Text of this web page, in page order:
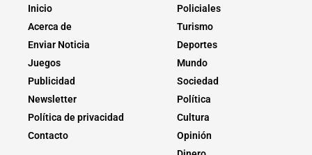
Inicio
Acerca de
Enviar Noticia
Juegos
Publicidad
Newsletter
Política de privacidad
Contacto
Policiales
Turismo
Deportes
Mundo
Sociedad
Política
Cultura
Opinión